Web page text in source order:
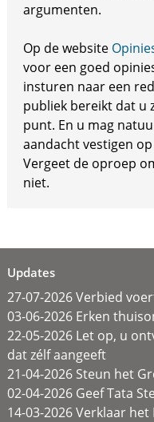
argumenten.
Op de website
voor een goed
insturen naar een
publiek bereikt dat u
punt. En u mag
aandacht vestigen
Vergeet de oproep
niet.
Updates
27-07-2026 Verbied
03-06-2026 Erken
22-05-2026 Let op, u
dat zélf aangeeft
21-04-2026 Steun het
02-04-2026 Geef Tata
14-03-2026 Verklaar